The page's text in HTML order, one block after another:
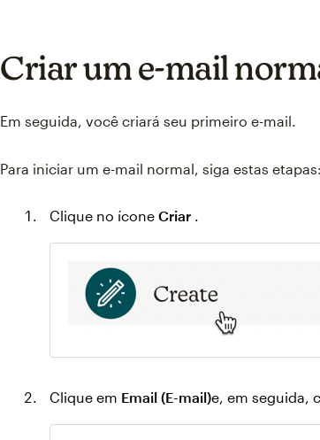
Criar um e-mail
Em seguida, você criará seu primeiro e-mail.
Para iniciar um e-mail normal, siga estas etapas:
Clique no íconeCriar .
Clique em Email (E-mail)e, em seguida,